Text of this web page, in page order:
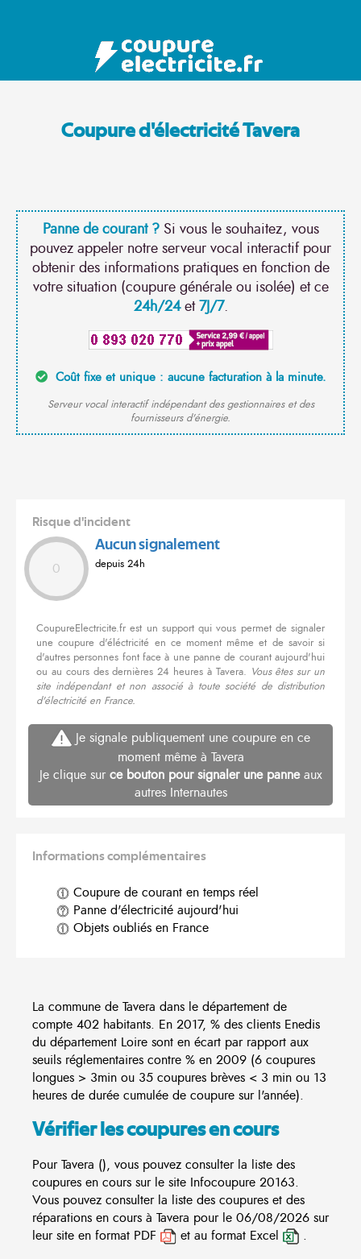
Coupure d'électricité Tavera
Panne de courant ?Si vous le souhaitez, vous
pouvez appeler notre serveur vocal interactif pour
obtenir des informations pratiques en fonction de
votre situation (coupure générale ou isolée) et ce
24h/24et7J/7.
Coût fixe et unique : aucune facturation à la minute.
Serveur vocal interactif indépendant des gestionnaires et des
fournisseurs d'énergie.
Risque d'incident
0
Aucun signalement
depuis 24h
CoupureElectricite.fr est un support qui vous permet de signaler
une coupure d'éléctricité en ce moment même et de savoir si
d'autres personnes font face à une panne de courant aujourd'hui
ou au cours des dernières 24 heures à Tavera. Vous êtes sur un
site indépendant et non associé à toute société de distribution
d'électricité en France.
Je signale publiquement une coupure en ce
moment même à Tavera
Je clique sur ce bouton pour signaler une panneaux
autres Internautes
Informations complémentaires
Coupure de courant en temps réel
Panne d'électricité aujourd'hui
Objets oubliés en France
La commune de Tavera dans le département de
compte 402 habitants. En 2017, % des clients Enedis
du département Loire sont en écart par rapport aux
seuils réglementaires contre % en 2009 (6 coupures
longues > 3min ou 35 coupures brèves < 3 min ou 13
heures de durée cumulée de coupure sur l'année).
Vérifier les coupures en cours
Pour Tavera (), vous pouvez consulter la liste des
coupures en cours sur le site Infocoupure 20163.
Vous pouvez consulter la liste des coupures et des
réparations en cours à Tavera pour le 06/08/2026 sur
leur site en format PDF
et au format Excel .